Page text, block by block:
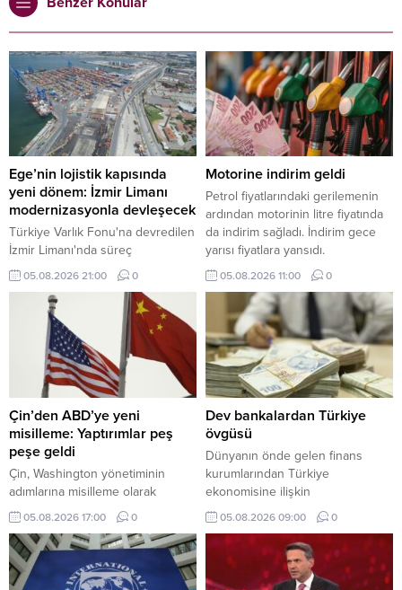
Ege’nin lojistik kapısında
yeni dönem: İzmir Limanı
modernizasyonla devleşecek
Türkiye Varlık Fonu'na devredilen
İzmir Limanı'nda süreç
tamamlandı. Mülkiyeti kamuda
kalacak dev tesis, Alport
işletmeciliği ve kapsamlı
modernizasyon yatırımlarıyla
küresel lojistik merkezine
dönüşecek.
05.08.2026 21:00 0
Motorine indirim geldi
Petrol fiyatlarındaki gerilemenin
ardından motorinin litre fiyatında
da indirim sağladı. İndirim gece
yarısı fiyatlara yansıdı.
05.08.2026 11:00 0
Çin’den ABD’ye yeni
misilleme: Yaptırımlar peş
peşe geldi
Çin, Washington yönetiminin
adımlarına misilleme olarak
ABD'ye İHA ihracatını yasaklayan
ve 6 Amerikan şirketine yaptırım
öngören yeni düzenlemelerini
duyurdu.
05.08.2026 17:00 0
Dev bankalardan Türkiye
övgüsü
Dünyanın önde gelen finans
kurumlarından Türkiye
ekonomisine ilişkin
değerlendirmelerinde olumlu
beklentilerini artırmaya devam
ediyor. HSBC ve Deutsche Bank,
Türk varlıklarına yönelik olumlu
görüşlerini güçlendirdi.
05.08.2026 09:00 0